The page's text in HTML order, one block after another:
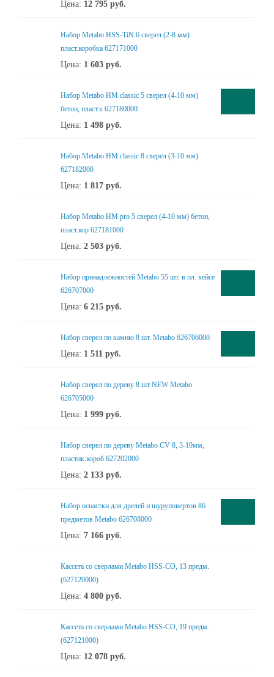
Цена: 12 795 руб.
Набор Metabo HSS-TiN 6 сверел (2-8 мм)
пласт.коробка 627171000
Цена: 1 603 руб.
Набор Metabo НМ classic 5 сверел (4-10 мм)
бетон, пласт.к 627180000
Цена: 1 498 руб.
Набор Metabo НМ classic 8 сверел (3-10 мм)
627182000
Цена: 1 817 руб.
Набор Metabo НМ pro 5 сверел (4-10 мм) бетон,
пласт.кор 627181000
Цена: 2 503 руб.
Набор принадлежностей Metabo 55 шт. в пл. кейсе
626707000
Цена: 6 215 руб.
Набор сверел по камню 8 шт. Metabo 626706000
Цена: 1 511 руб.
Набор сверел по дереву 8 шт NEW Metabo
626705000
Цена: 1 999 руб.
Набор сверел по дереву Metabo CV 8, 3-10мм,
пластик.короб 627202000
Цена: 2 133 руб.
Набор оснастки для дрелей и шуруповертов 86
предметов Metabo 626708000
Цена: 7 166 руб.
Кассета со сверлами Metabo HSS-CO, 13 предм.
(627120000)
Цена: 4 800 руб.
Кассета со сверлами Metabo HSS-CO, 19 предм.
(627121000)
Цена: 12 078 руб.